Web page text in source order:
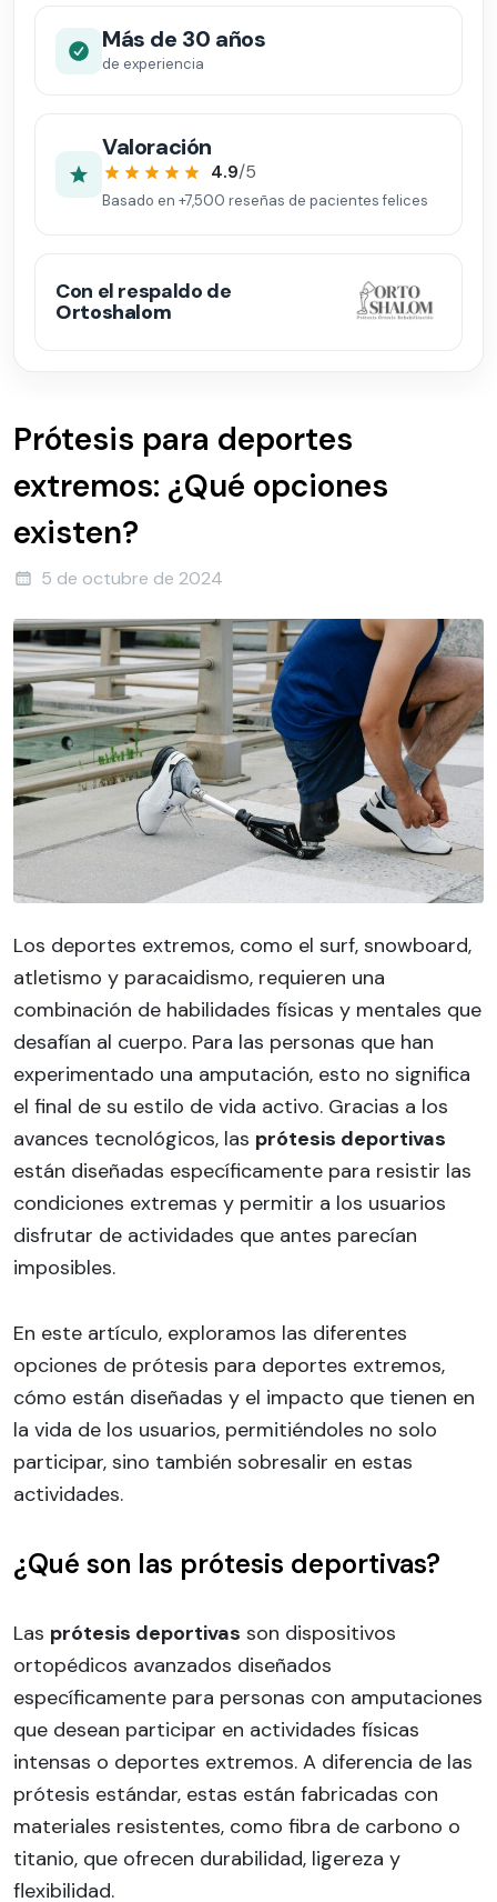
Más de 30 años
de experiencia
Valoración
4.9/5
Basado en +7,500 reseñas de pacientes felices
Con el respaldo de
Ortoshalom
Prótesis para deportes
extremos: ¿Qué opciones
existen?
5 de octubre de 2024
Los deportes extremos, como el surf, snowboard,
atletismo y paracaidismo, requieren una
combinación de habilidades físicas y mentales que
desafían al cuerpo. Para las personas que han
experimentado una amputación, esto no significa
el final de su estilo de vida activo. Gracias a los
avances tecnológicos, las prótesis deportivas
están diseñadas específicamente para resistir las
condiciones extremas y permitir a los usuarios
disfrutar de actividades que antes parecían
imposibles.
En este artículo, exploramos las diferentes
opciones de prótesis para deportes extremos,
cómo están diseñadas y el impacto que tienen en
la vida de los usuarios, permitiéndoles no solo
participar, sino también sobresalir en estas
actividades.
¿Qué son las prótesis deportivas?
Las prótesis deportivas son dispositivos
ortopédicos avanzados diseñados
específicamente para personas con amputaciones
que desean participar en actividades físicas
intensas o deportes extremos. A diferencia de las
prótesis estándar, estas están fabricadas con
materiales resistentes, como fibra de carbono o
titanio, que ofrecen durabilidad, ligereza y
flexibilidad.